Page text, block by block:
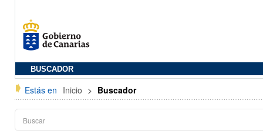
BUSCADOR
Estás en Inicio > Buscador